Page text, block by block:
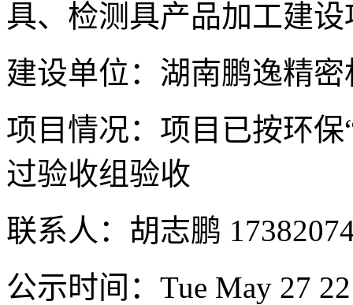
具、检测具产品加工建设
建设单位：湖南鹏逸精
项目情况：项目已按环
过验收组验收
联系人：胡志鹏
公示时间：Tue May 27